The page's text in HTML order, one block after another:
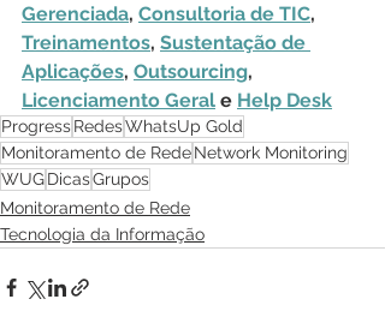
Gerenciada, Consultoria de TIC,
Treinamentos, Sustentação de
Aplicações, Outsourcing,
Licenciamento Geral e Help Desk
ProgressRedesWhatsUp Gold
Monitoramento de RedeNetwork Monitoring
WUGDicasGrupos
Monitoramento de Rede
Tecnologia da Informação